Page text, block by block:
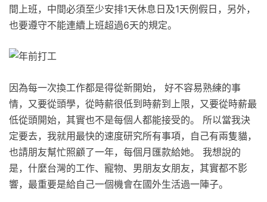
間上班，中間必須至少安排1天休息日及1天例假日，另外，
也要遵守不能連續上班超過6天的規定。
因為每一次換工作都是得從新開始， 好不容易熟練的事
情，又要從頭學，從時薪很低到時薪到上限，又要從時薪最
低從頭開始，其實也不是每個人都能接受的。 所以當我決
定要去，我就用最快的速度研究所有事項，自己有兩隻貓，
也請朋友幫忙照顧了一年，每個月匯款給她。 我想說的
是，什麼台灣的工作、寵物、男朋友女朋友，其實都不影
響，最重要是給自己一個機會在國外生活過一陣子。